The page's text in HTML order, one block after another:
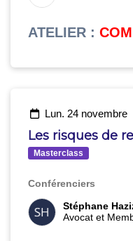
ATELIER :
lun. 24 novembre
Les risques de
Masterclass
Conférenciers
Stéphane
Avocat et